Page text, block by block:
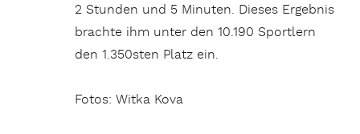
2 Stunden und 5 Minuten. Dieses Ergebnis
brachte ihm unter den 10.190 Sportlern
den 1.350sten Platz ein.
Fotos: Witka Kova